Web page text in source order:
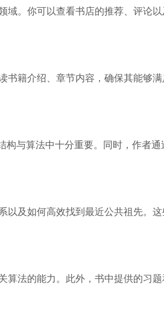
。你可以查看书店的推荐、评论
籍介绍、章节内容，确保其能够
与算法中十分重要。同时，作者
及如何高效找到最近公共祖先。
法的能力。此外，书中提供的习